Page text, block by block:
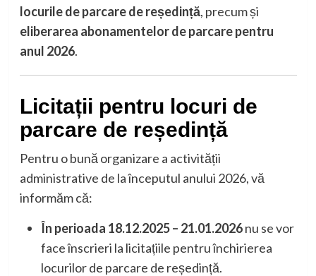
locurile de parcare de reședință, precum și
eliberarea abonamentelor de parcare pentru
anul 2026.
Licitații pentru locuri de
parcare de reședință
Pentru o bună organizare a activității
administrative de la începutul anului 2026, vă
informăm că:
În perioada 18.12.2025 – 21.01.2026nu se vor
face înscrieri la licitațiile pentru închirierea
locurilor de parcare de reședință.